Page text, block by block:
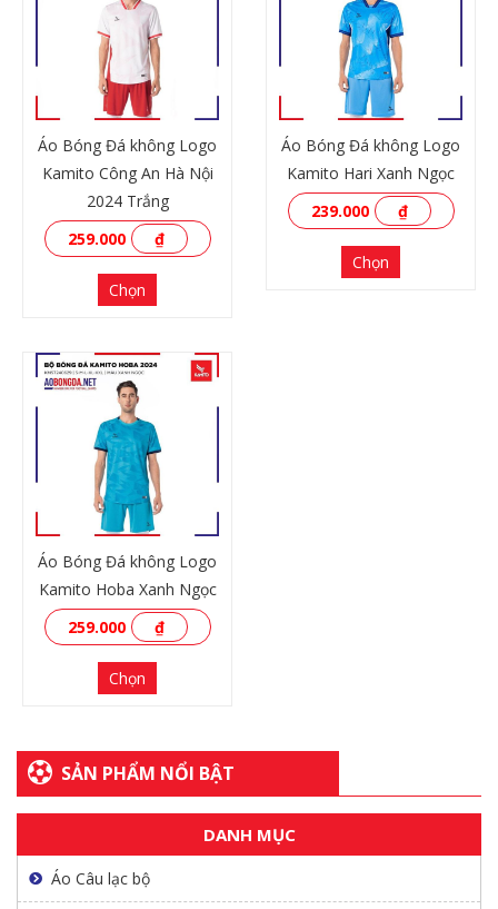
XEM THÊM
Áo Bóng Đá không Logo
Kamito Công An Hà Nội
2024 Trắng
259.000
₫
Chọn
Áo Bóng Đá không Logo
Kamito Hari Xanh Ngọc
239.000
₫
Chọn
XEM THÊM
Áo Bóng Đá không Logo
Kamito Hoba Xanh Ngọc
259.000
₫
Chọn
SẢN PHẨM NỔI BẬT
DANH MỤC
Áo Câu lạc bộ